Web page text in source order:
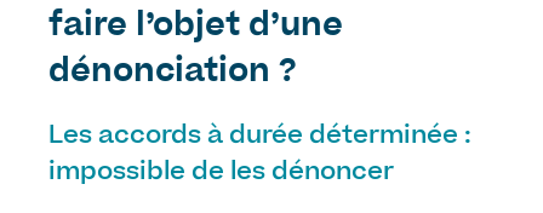
faire l’objet d’une
dénonciation ?
Les accords à durée déterminée :
impossible de les dénoncer